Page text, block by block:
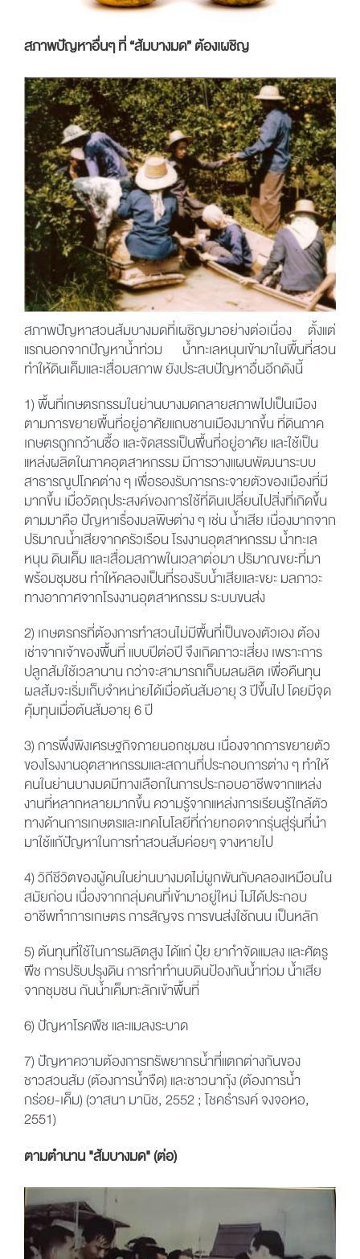
สภาพปัญหาอื่นๆ ที่ “ส้มบางมด” ต้องเผชิญ
สภาพปัญหาสวนส้มบางมดที่เผชิญมาอย่างต่อเนื่อง ตั้งแต่
แรกนอกจากปัญหาน้ำท่วม น้ำทะเลหนุนเข้ามาในพื้นที่สวน
ทำให้ดินเค็มและเสื่อมสภาพ ยังประสบปัญหาอื่นอีกดังนี้
1) พื้นที่เกษตรกรรมในย่านบางมดกลายสภาพไปเป็นเมือง
ตามการขยายพื้นที่อยู่อาศัยแถบชานเมืองมากขึ้น ที่ดินภาค
เกษตรถูกกว้านซื้อ และจัดสรรเป็นพื้นที่อยู่อาศัย และใช้เป็น
แหล่งผลิตในภาคอุตสาหกรรม มีการวางแผนพัฒนาระบบ
สาธารณูปโภคต่าง ๆ เพื่อรองรับการกระจายตัวของเมืองที่มี
มากขึ้น เมื่อวัตถุประสงค์ของการใช้ที่ดินเปลี่ยนไปสิ่งที่เกิดขึ้น
ตามมาคือ ปัญหาเรื่องมลพิษต่าง ๆ เช่น น้ำเสีย เนื่องมากจาก
ปริมาณน้ำเสียจากครัวเรือน โรงงานอุตสาหกรรม น้ำทะเล
หนุน ดินเค็ม และเสื่อมสภาพในเวลาต่อมา ปริมาณขยะที่มา
พร้อมชุมชน ทำให้คลองเป็นที่รองรับน้ำเสียและขยะ มลภาวะ
ทางอากาศจากโรงงานอุตสาหกรรม ระบบขนส่ง
2) เกษตรกรที่ต้องการทำสวนไม่มีพื้นที่เป็นของตัวเอง ต้อง
เช่าจากเจ้าของพื้นที่ แบบปีต่อปี จึงเกิดภาวะเสี่ยง เพราะการ
ปลูกส้มใช้เวลานาน กว่าจะสามารถเก็บผลผลิต เพื่อคืนทุน
ผลส้มจะเริ่มเก็บจำหน่ายได้เมื่อต้นส้มอายุ 3 ปีขึ้นไป โดยมีจุด
คุ้มทุนเมื่อต้นส้มอายุ 6 ปี
3) การพึ่งพิงเศรษฐกิจภายนอกชุมชน เนื่องจากการขยายตัว
ของโรงงานอุตสาหกรรมและสถานที่ประกอบการต่าง ๆ ทำให้
คนในย่านบางมดมีทางเลือกในการประกอบอาชีพจากแหล่ง
งานที่หลากหลายมากขึ้น ความรู้จากแหล่งการเรียนรู้ใกล้ตัว
ทางด้านการเกษตรและเทคโนโลยีที่ถ่ายทอดจากรุ่นสู่รุ่นที่นำ
มาใช้แก้ปัญหาในการทำสวนส้มค่อยๆ จางหายไป
4) วิถีชีวิตของผู้คนในย่านบางมดไม่ผูกพันกับคลองเหมือนใน
สมัยก่อน เนื่องจากกลุ่มคนที่เข้ามาอยู่ใหม่ ไม่ได้ประกอบ
อาชีพทำการเกษตร การสัญจร การขนส่งใช้ถนน เป็นหลัก
5) ต้นทุนที่ใช้ในการผลิตสูง ได้แก่ ปุ๋ย ยากำจัดแมลง และศัตรู
พืช การปรับปรุงดิน การทำทำนบดินป้องกันน้ำท่วม น้ำเสีย
จากชุมชน กันน้ำเค็มทะลักเข้าพื้นที่
6) ปัญหาโรคพืช และแมลงระบาด
7) ปัญหาความต้องการทรัพยากรน้ำที่แตกต่างกันของ
ชาวสวนส้ม (ต้องการน้ำจืด) และชาวนากุ้ง (ต้องการน้ำ
กร่อย-เค็ม) (วาสนา มานิช, 2552 ; โชคธำรงค์ จงจอหอ,
2551)
ตามตำนาน "ส้มบางมด" (ต่อ)